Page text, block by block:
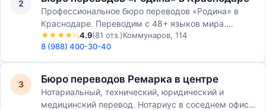
2
Профессиональное бюро переводов «Родина» в
Краснодаре. Переводим с 48+ языков мира.
Работаем с юридическими и физическими лицами.
★★★★½4.9(81 отз.)Коммунаров, 114
8 (988) 400-30-40
3 Бюро переводов Ремарка в центре
Нотариальный, технический, юридический и
медицинский перевод. Нотариус в соседнем офисе.